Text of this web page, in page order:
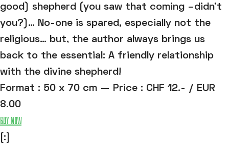
good) shepherd (you saw that coming –didn’t
you?)… No-one is spared, especially not the
religious… but, the author always brings us
back to the essential: A friendly relationship
with the divine shepherd!
Format : 50 x 70 cm — Price : CHF 12.- / EUR
8.00
Buy now
[:]